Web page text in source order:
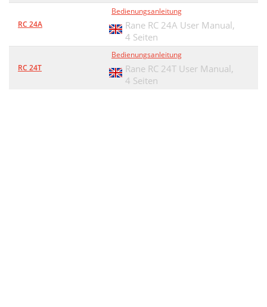
RC 24A
Bedienungsanleitung
Rane RC 24A User Manual,
4 Seiten
RC 24T
Bedienungsanleitung
Rane RC 24T User Manual,
4 Seiten